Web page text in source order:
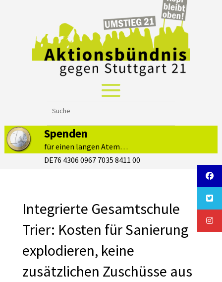
Spenden
für einen langen Atem…
DE76 4306 0967 7035 8411 00
Integrierte Gesamtschule
Trier: Kosten für Sanierung
explodieren, keine
zusätzlichen Zuschüsse aus